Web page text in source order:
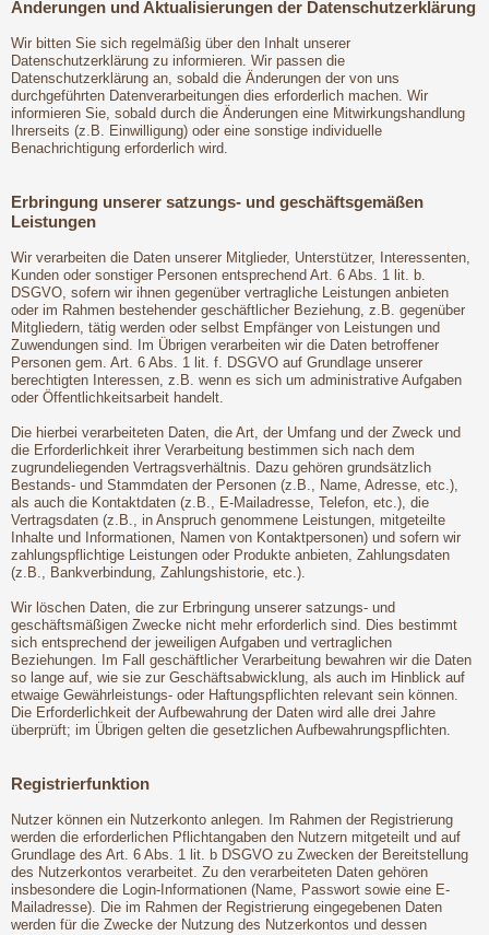
Änderungen und Aktualisierungen der Datenschutzerklärung
Wir bitten Sie sich regelmäßig über den Inhalt unserer
Datenschutzerklärung zu informieren. Wir passen die
Datenschutzerklärung an, sobald die Änderungen der von uns
durchgeführten Datenverarbeitungen dies erforderlich machen. Wir
informieren Sie, sobald durch die Änderungen eine Mitwirkungshandlung
Ihrerseits (z.B. Einwilligung) oder eine sonstige individuelle
Benachrichtigung erforderlich wird.
Erbringung unserer satzungs- und geschäftsgemäßen
Leistungen
Wir verarbeiten die Daten unserer Mitglieder, Unterstützer, Interessenten,
Kunden oder sonstiger Personen entsprechend Art. 6 Abs. 1 lit. b.
DSGVO, sofern wir ihnen gegenüber vertragliche Leistungen anbieten
oder im Rahmen bestehender geschäftlicher Beziehung, z.B. gegenüber
Mitgliedern, tätig werden oder selbst Empfänger von Leistungen und
Zuwendungen sind. Im Übrigen verarbeiten wir die Daten betroffener
Personen gem. Art. 6 Abs. 1 lit. f. DSGVO auf Grundlage unserer
berechtigten Interessen, z.B. wenn es sich um administrative Aufgaben
oder Öffentlichkeitsarbeit handelt.
Die hierbei verarbeiteten Daten, die Art, der Umfang und der Zweck und
die Erforderlichkeit ihrer Verarbeitung bestimmen sich nach dem
zugrundeliegenden Vertragsverhältnis. Dazu gehören grundsätzlich
Bestands- und Stammdaten der Personen (z.B., Name, Adresse, etc.),
als auch die Kontaktdaten (z.B., E-Mailadresse, Telefon, etc.), die
Vertragsdaten (z.B., in Anspruch genommene Leistungen, mitgeteilte
Inhalte und Informationen, Namen von Kontaktpersonen) und sofern wir
zahlungspflichtige Leistungen oder Produkte anbieten, Zahlungsdaten
(z.B., Bankverbindung, Zahlungshistorie, etc.).
Wir löschen Daten, die zur Erbringung unserer satzungs- und
geschäftsmäßigen Zwecke nicht mehr erforderlich sind. Dies bestimmt
sich entsprechend der jeweiligen Aufgaben und vertraglichen
Beziehungen. Im Fall geschäftlicher Verarbeitung bewahren wir die Daten
so lange auf, wie sie zur Geschäftsabwicklung, als auch im Hinblick auf
etwaige Gewährleistungs- oder Haftungspflichten relevant sein können.
Die Erforderlichkeit der Aufbewahrung der Daten wird alle drei Jahre
überprüft; im Übrigen gelten die gesetzlichen Aufbewahrungspflichten.
Registrierfunktion
Nutzer können ein Nutzerkonto anlegen. Im Rahmen der Registrierung
werden die erforderlichen Pflichtangaben den Nutzern mitgeteilt und auf
Grundlage des Art. 6 Abs. 1 lit. b DSGVO zu Zwecken der Bereitstellung
des Nutzerkontos verarbeitet. Zu den verarbeiteten Daten gehören
insbesondere die Login-Informationen (Name, Passwort sowie eine E-
Mailadresse). Die im Rahmen der Registrierung eingegebenen Daten
werden für die Zwecke der Nutzung des Nutzerkontos und dessen